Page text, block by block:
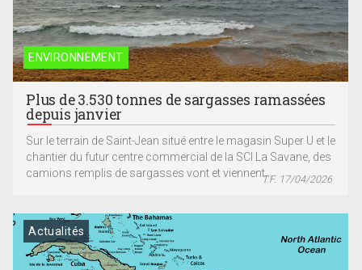
ENVIRONNEMENT
Plus de 3.530 tonnes de sargasses ramassées
depuis janvier
Sur le terrain de Saint-Jean situé entre le magasin Super U et le
chantier du futur centre commercial de la SCI La Savane, des
camions remplis de sargasses vont et viennent...T.F. 17/04/2026
Actualités